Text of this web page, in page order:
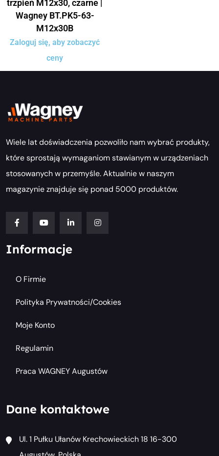
trzpień M12x30, czarne |
Wagney BT.PK5-63-
M12x30B
Zaloguj się, aby zobaczyć
ceny
Wiele lat doświadczenia pozwoliło nam wybrać produkty,
które sprostają wymaganiom stawianym w urządzeniach
stosowanych w przemyśle. Aktualnie w naszym
magazynie znajduje się ponad 5000 produktów.
Informacje
O Firmie
Polityka Prywatności/cookies
Moje Konto
Regulamin
Praca WAGNEY Augustów
Dane kontaktowe
Ul. 1 Pułku Ułanów Krechowieckich 18 16-300